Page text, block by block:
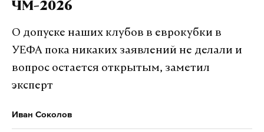
Подпишитесь на Daily Storm вMAX. Он
работает там, где тормозит интернет.
А еще мы есть вTelegram ,ДзениVK
ЧМ-2026
О допуске наших клубов в еврокубки в
УЕФА пока никаких заявлений не делали и
вопрос остается открытым, заметил
эксперт
Иван Соколов